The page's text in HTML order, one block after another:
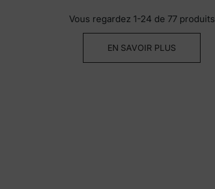
Vous regardez 1-24 de 77 produits
EN SAVOIR PLUS